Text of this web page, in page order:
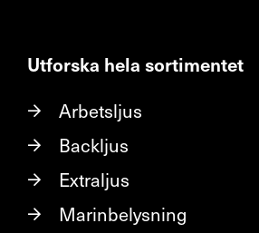
Utforska hela sortimentet
Arbetsljus
Backljus
Extraljus
Marinbelysning